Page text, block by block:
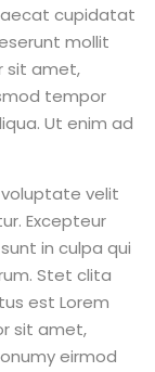
cupidatat
mollit
sit amet,
tempor
Ut enim ad
voluptate velit
Excepteur
in culpa qui
Stet clita
est Lorem
sit amet,
eirmod